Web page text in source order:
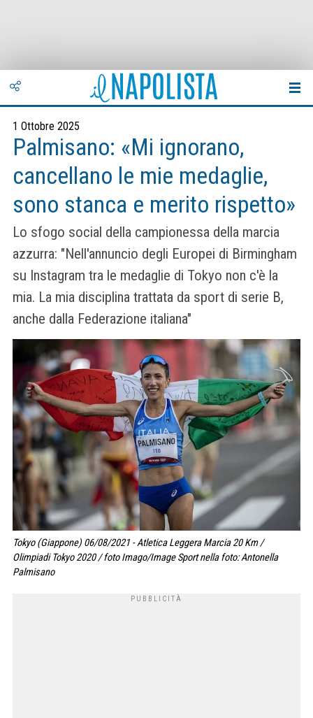
1 Ottobre 2025
Palmisano: «Mi ignorano,
cancellano le mie medaglie,
sono stanca e merito rispetto»
Lo sfogo social della campionessa della marcia
azzurra: "Nell'annuncio degli Europei di Birmingham
su Instagram tra le medaglie di Tokyo non c'è la
mia. La mia disciplina trattata da sport di serie B,
anche dalla Federazione italiana"
Tokyo (Giappone) 06/08/2021 - Atletica Leggera Marcia 20 Km /
Olimpiadi Tokyo 2020 / foto Imago/Image Sport nella foto: Antonella
Palmisano